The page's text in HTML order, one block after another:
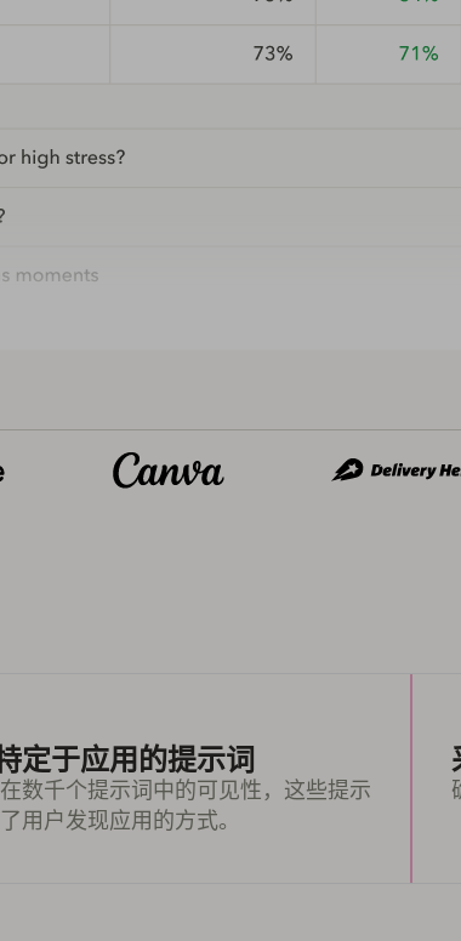
定于应用的提示词
数千个提示词中的可见性，这些提示
用户发现应用的方式。